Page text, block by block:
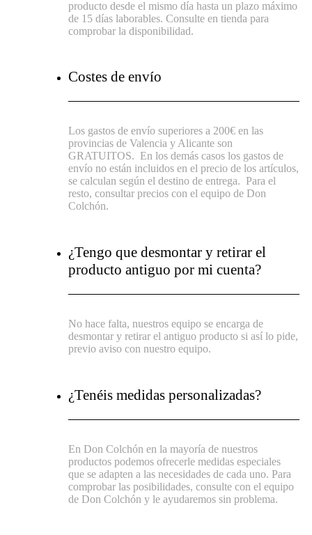
producto desde el mismo día hasta un plazo máximo
de 15 días laborables. Consulte en tienda para
comprobar la disponibilidad.
Costes de envío
Los gastos de envío superiores a 200€ en las
provincias de Valencia y Alicante son
GRATUITOS.En los demás casos los gastos de
envío no están incluidos en el precio de los artículos,
se calculan según el destino de entrega.Para el
resto, consultar precios con el equipo de Don
Colchón.
¿Tengo que desmontar y retirar el
producto antiguo por mi cuenta?
No hace falta, nuestros equipo se encarga de
desmontar y retirar el antiguo producto si así lo pide,
previo aviso con nuestro equipo.
¿Tenéis medidas personalizadas?
En Don Colchón en la mayoría de nuestros
productos podemos ofrecerle medidas especiales
que se adapten a las necesidades de cada uno. Para
comprobar las posibilidades, consulte con el equipo
de Don Colchón y le ayudaremos sin problema.